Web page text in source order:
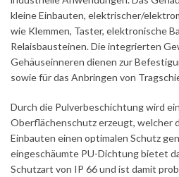
kleine Einbauten, elektrischer/
wie Klemmen, Taster, elektronische
Relaisbausteinen. Die integrierten
Gehäuseinneren dienen zur
sowie für das Anbringen von
Durch die Pulverbeschichtung wird
Oberflächenschutz erzeugt, welcher
Einbauten einen optimalen Schutz
eingeschäumte PU-Dichtung bietet
Schutzart von IP 66 und ist damit